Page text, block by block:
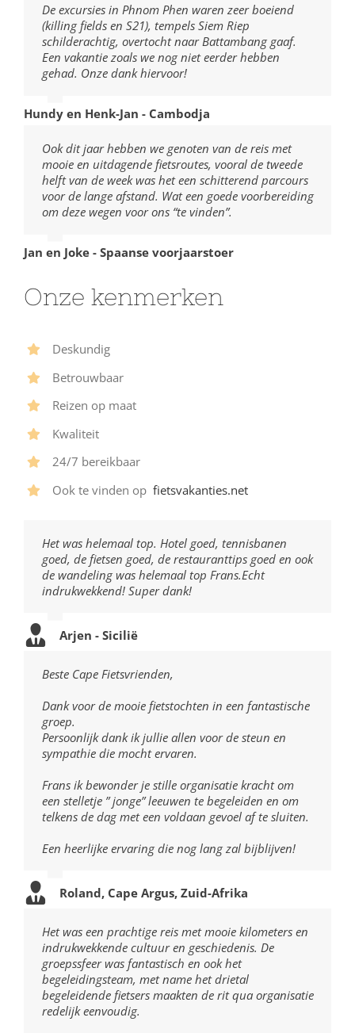
De excursies in Phnom Phen waren zeer boeiend
(killing fields en S21), tempels Siem Riep
schilderachtig, overtocht naar Battambang gaaf.
Een vakantie zoals we nog niet eerder hebben
gehad. Onze dank hiervoor!
Hundy en Henk-Jan - Cambodja
Ook dit jaar hebben we genoten van de reis met
mooie en uitdagende fietsroutes, vooral de tweede
helft van de week was het een schitterend parcours
voor de lange afstand. Wat een goede voorbereiding
om deze wegen voor ons “te vinden”.
Jan en Joke - Spaanse voorjaarstoer
Onze kenmerken
Deskundig
Betrouwbaar
Reizen op maat
Kwaliteit
24/7 bereikbaar
Ook te vinden op fietsvakanties.net
Het was helemaal top. Hotel goed, tennisbanen
goed, de fietsen goed, de restauranttips goed en ook
de wandeling was helemaal top Frans.Echt
indrukwekkend! Super dank!
Arjen - Sicilië
Beste Cape Fietsvrienden,
Dank voor de mooie fietstochten in een fantastische
groep.
Persoonlijk dank ik jullie allen voor de steun en
sympathie die mocht ervaren.
Frans ik bewonder je stille organisatie kracht om
een stelletje ” jonge” leeuwen te begeleiden en om
telkens de dag met een voldaan gevoel af te sluiten.
Een heerlijke ervaring die nog lang zal bijblijven!
Roland, Cape Argus, Zuid-Afrika
Het was een prachtige reis met mooie kilometers en
indrukwekkende cultuur en geschiedenis. De
groepssfeer was fantastisch en ook het
begeleidingsteam, met name het drietal
begeleidende fietsers maakten de rit qua organisatie
redelijk eenvoudig.